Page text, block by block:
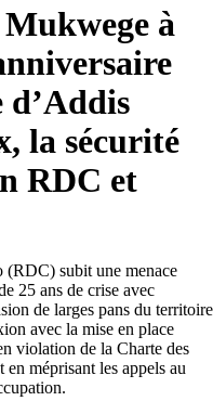
à
d’Addis
la sécurité
RDC et
subit une menace
25 ans de crise avec
de larges pans du territoire
avec la mise en place
violation de la Charte des
méprisant les appels au